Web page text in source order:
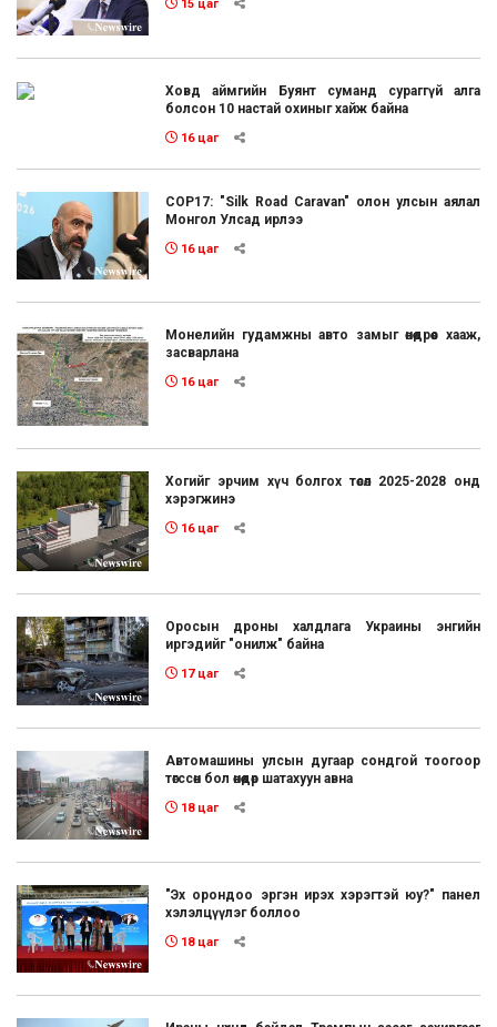
15 цаг
Ховд аймгийн Буянт суманд сураггүй алга
болсон 10 настай охиныг хайж байна
16 цаг
COP17: "Silk Road Caravan" олон улсын аялал
Монгол Улсад ирлээ
16 цаг
Монелийн гудамжны авто замыг өнөөдрөөс хааж,
засварлана
16 цаг
Хогийг эрчим хүч болгох төсөл 2025-2028 онд
хэрэгжинэ
16 цаг
Оросын дроны халдлага Украины энгийн
иргэдийг "онилж" байна
17 цаг
Автомашины улсын дугаар сондгой тоогоор
төгссөн бол өнөөдөр шатахуун авна
18 цаг
"Эх орондоо эргэн ирэх хэрэгтэй юу?" панел
хэлэлцүүлэг боллоо
18 цаг